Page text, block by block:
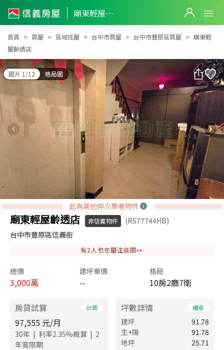
廟東輕屋齡透店
廟東輕屋齡透店
首頁 買屋 區域找屋 台中市買屋 台中市豐原區買屋
廟東輕
屋齡透店
圖片 1/12 格局圖
此為其他仲介業者物件
廟東輕屋齡透店 非信義物件
(RS77744HB)
台中市豐原區信義街
有2 人也在關注這間👀
總價
3,000萬
建坪單價
--
格局
10房2廳7衛
房貸試算 計算
97,555 元/月
30年 | 利率2.35%概算 | 2
年寬限期
坪數詳情 細項
建坪
91.78
主+陽
91.78
地坪
25.71